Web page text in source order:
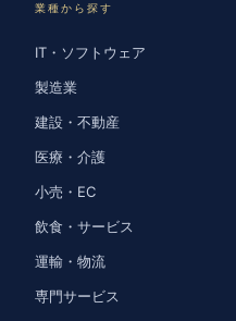
業種から探す
IT・ソフトウェア
製造業
建設・不動産
医療・介護
小売・EC
飲食・サービス
運輸・物流
専門サービス